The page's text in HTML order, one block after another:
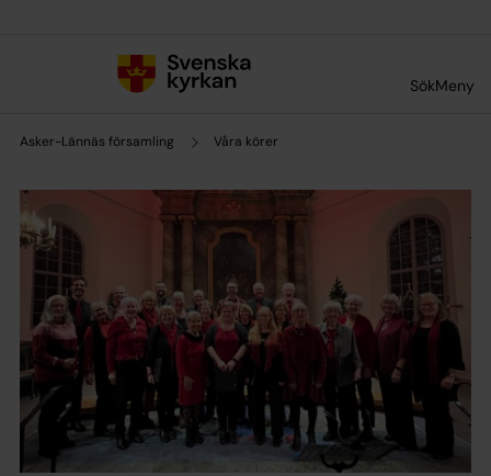
SökMeny
Asker-Lännäs församling Våra körer